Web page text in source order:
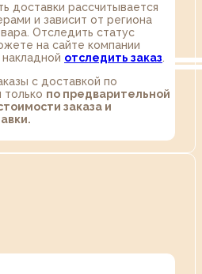
доставки рассчитывается
и зависит от региона
Отследить статус
на сайте компании
отследить заказ
с доставкой по
только по предварительной
заказа и